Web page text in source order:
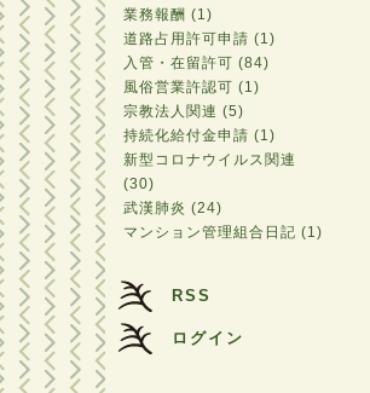
業務報酬 (1)
道路占用許可申請 (1)
入管・在留許可 (84)
風俗営業許認可 (1)
宗教法人関連 (5)
持続化給付金申請 (1)
新型コロナウイルス関連
(30)
武漢肺炎 (24)
マンション管理組合日記 (1)
RSS
ログイン